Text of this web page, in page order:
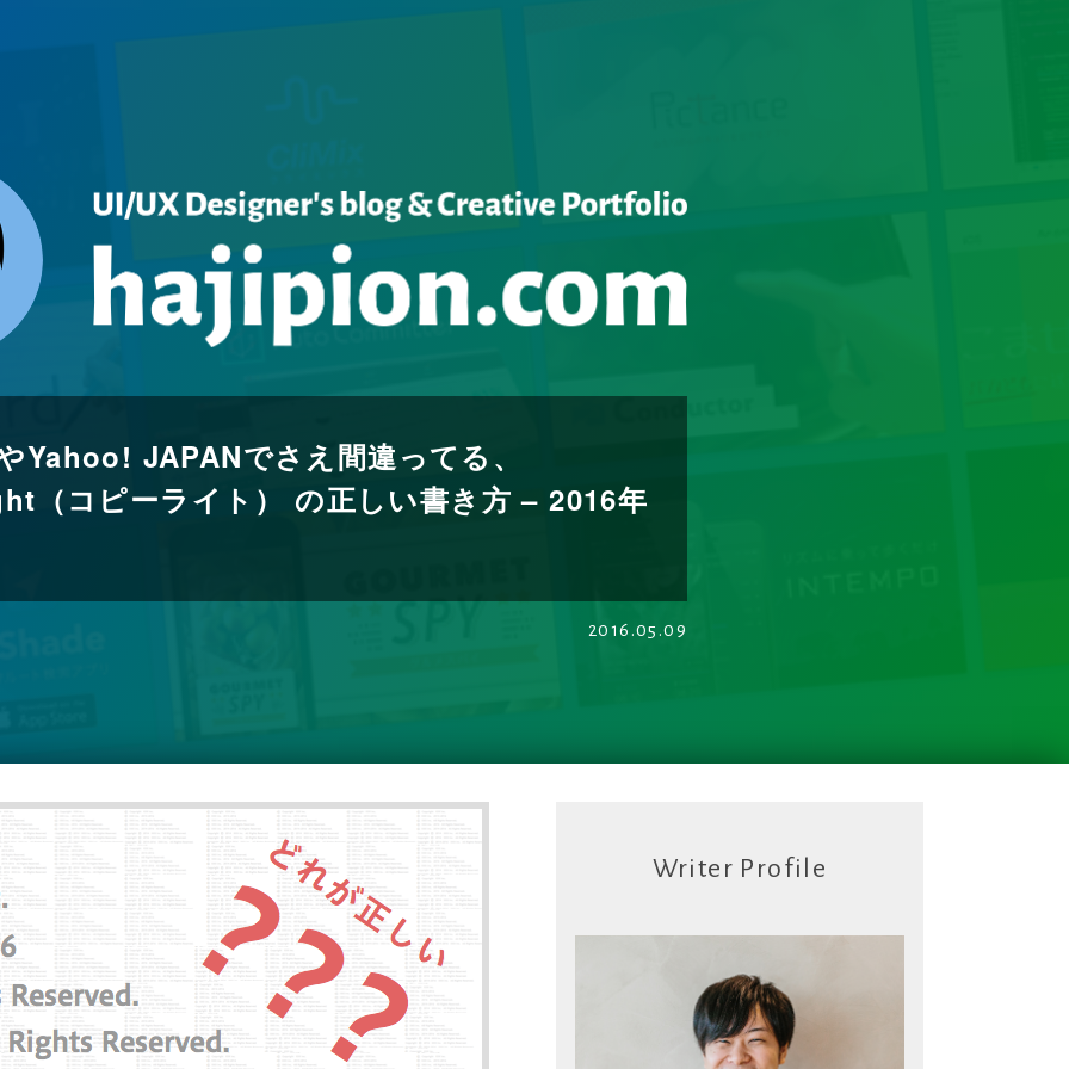
Yahoo! JAPANでさえ間違ってる、
（コピーライト） の正しい書き方 – 2016年
2016.05.09
Writer Profile